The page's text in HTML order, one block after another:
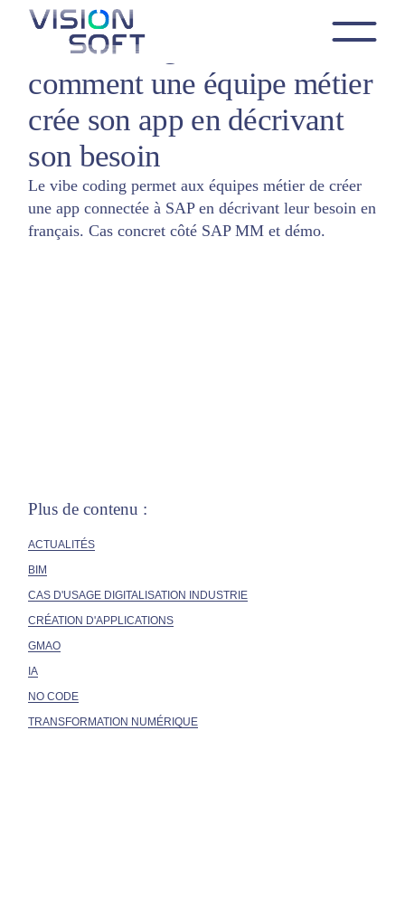
Cas d'usage digitalisation industrie
Vibe coding SAP :
comment une équipe métier
crée son app en décrivant
son besoin
Le vibe coding permet aux équipes métier de créer
une app connectée à SAP en décrivant leur besoin en
français. Cas concret côté SAP MM et démo.
Plus de contenu :
ACTUALITÉS
BIM
CAS D'USAGE DIGITALISATION INDUSTRIE
CRÉATION D'APPLICATIONS
GMAO
IA
NO CODE
TRANSFORMATION NUMÉRIQUE